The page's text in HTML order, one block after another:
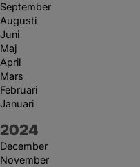
September
Augusti
Juni
Maj
April
Mars
Februari
Januari
År:
2024
December
November